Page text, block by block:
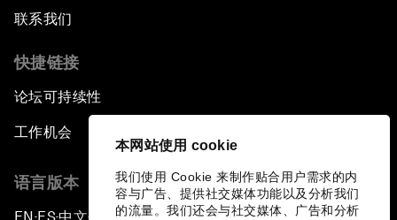
本网站使用 cookie
我们使用 Cookie 来制作贴合用户需求的内
容与广告、提供社交媒体功能以及分析我们
的流量。我们还会与社交媒体、广告和分析
联系我们
快捷链接
论坛可持续性
工作机会
语言版本
▪ ▪ ▪